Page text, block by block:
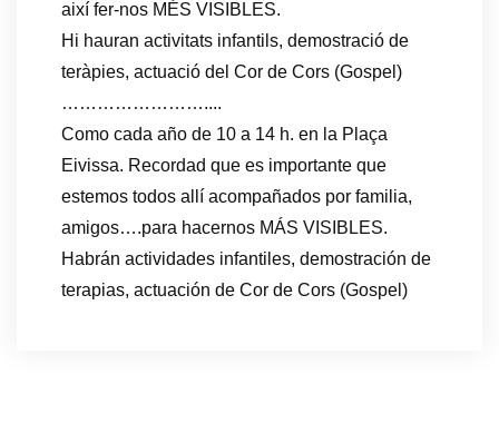
així fer-nos MÉS VISIBLES.
Hi hauran activitats infantils, demostració de
teràpies, actuació del Cor de Cors (Gospel)
……………………....
Como cada año de 10 a 14 h. en la Plaça
Eivissa. Recordad que es importante que
estemos todos allí acompañados por familia,
amigos….para hacernos MÁS VISIBLES.
Habrán actividades infantiles, demostración de
terapias, actuación de Cor de Cors (Gospel)